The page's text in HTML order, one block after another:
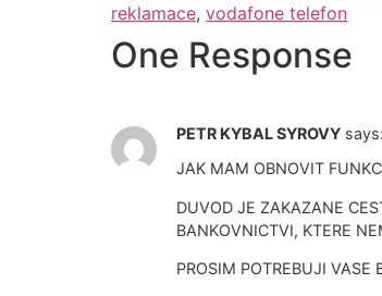
reklamace, vodafone telefon
One Response
PETR KYBAL SYROVY says:
JAK MAM OBNOVIT
DUVOD JE ZAKAZANE
BANKOVNICTVI, KTERE
PROSIM POTREBUJI